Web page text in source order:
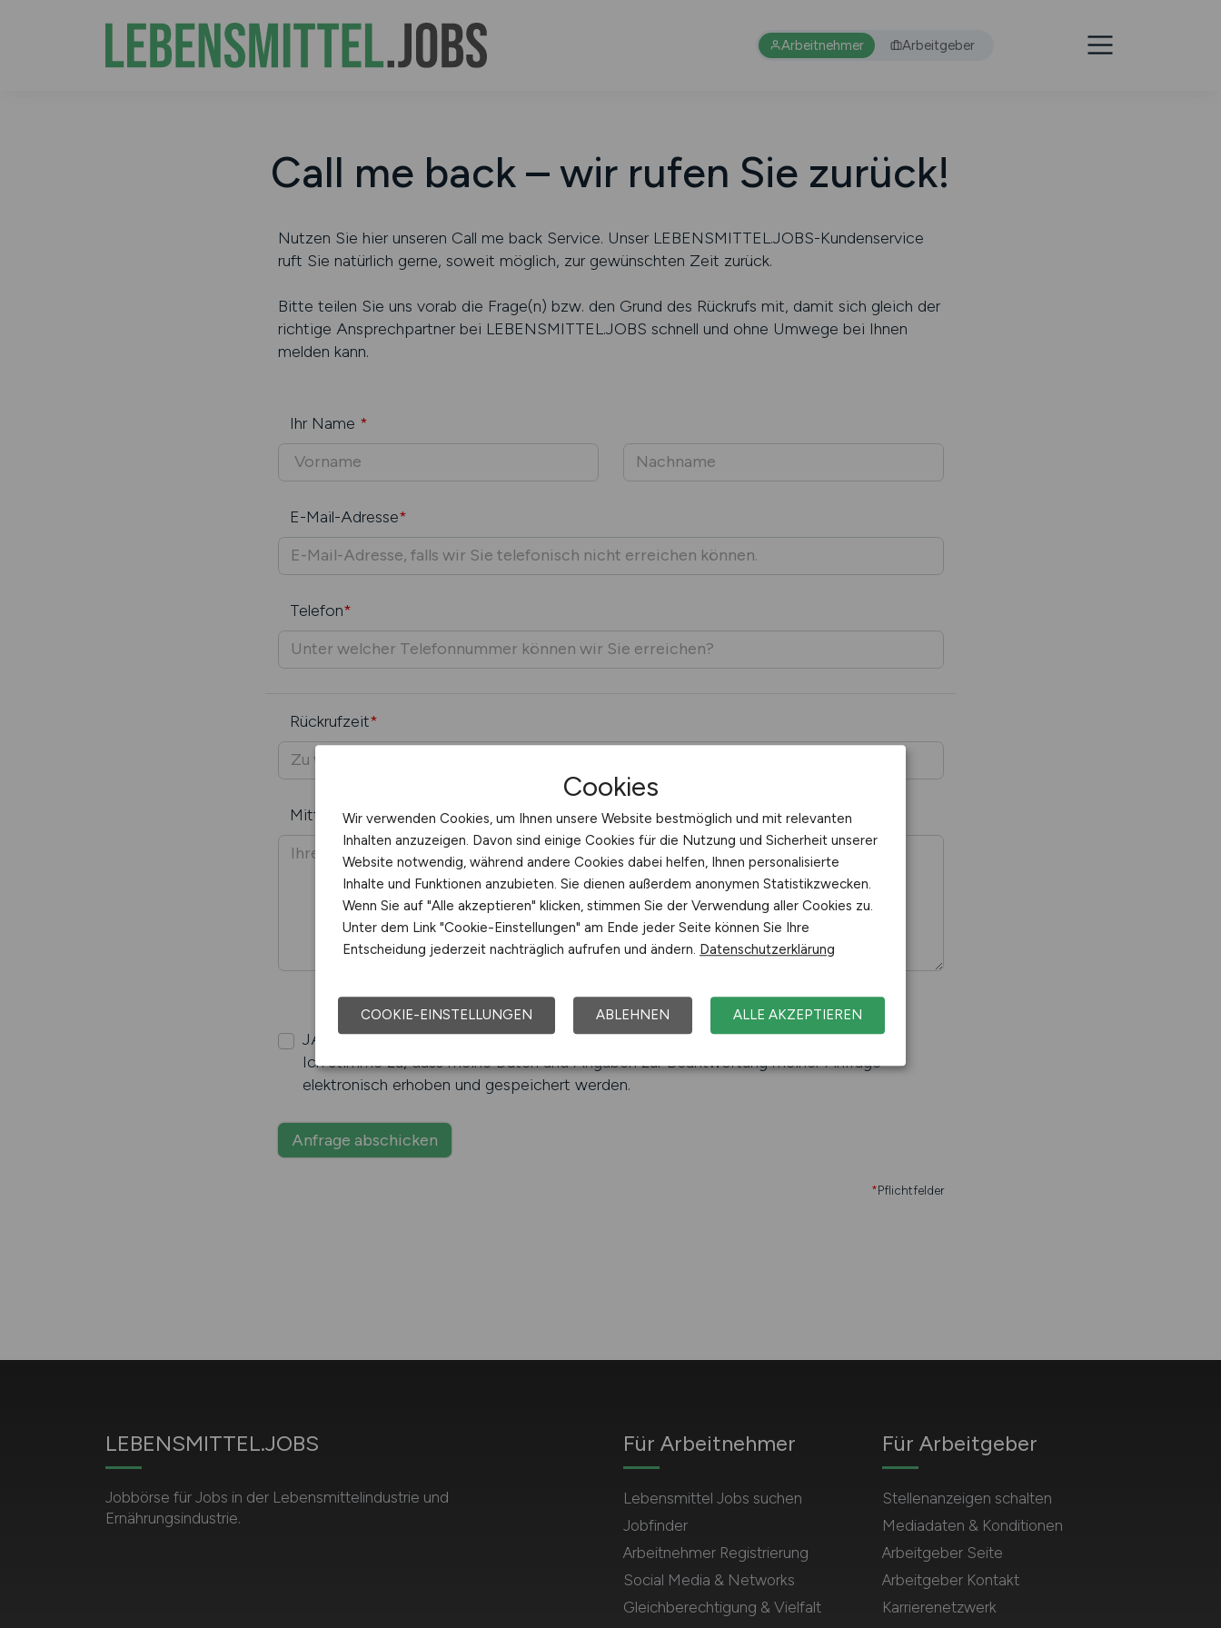
Arbeitnehmer Arbeitgeber
Call me back – wir rufen Sie zurück!
Nutzen Sie hier unseren Call me back Service. Unser LEBENSMITTEL.JOBS-Kundenservice
ruft Sie natürlich gerne, soweit möglich, zur gewünschten Zeit zurück.
Bitte teilen Sie uns vorab die Frage(n) bzw. den Grund des Rückrufs mit, damit sich gleich der
richtige Ansprechpartner bei LEBENSMITTEL.JOBS schnell und ohne Umwege bei Ihnen
melden kann.
Ihr Name *
E-Mail-Adresse*
Telefon*
Rückrufzeit*
Mitteilung*
JA , ich habe dieDatenschutzerklärungzur Kenntnis genommen.
Ich stimme zu, dass meine Daten und Angaben zur Beantwortung meiner Anfrage
elektronisch erhoben und gespeichert werden.
Anfrage abschicken
*Pflichtfelder
LEBENSMITTEL.JOBS
Jobbörse für Jobs in der Lebensmittelindustrie und
Ernährungsindustrie.
Für Arbeitnehmer
Lebensmittel Jobs suchen
Jobfinder
Arbeitnehmer Registrierung
Social Media & Networks
Gleichberechtigung & Vielfalt
Für Arbeitgeber
Stellenanzeigen schalten
Mediadaten & Konditionen
Arbeitgeber Seite
Arbeitgeber Kontakt
Karrierenetzwerk
Cookies
Wir verwenden Cookies, um Ihnen unsere Website bestmöglich und mit relevanten
Inhalten anzuzeigen. Davon sind einige Cookies für die Nutzung und Sicherheit unserer
Website notwendig, während andere Cookies dabei helfen, Ihnen personalisierte
Inhalte und Funktionen anzubieten. Sie dienen außerdem anonymen Statistikzwecken.
Wenn Sie auf "Alle akzeptieren" klicken, stimmen Sie der Verwendung aller Cookies zu.
Unter dem Link "Cookie-Einstellungen" am Ende jeder Seite können Sie Ihre
Entscheidung jederzeit nachträglich aufrufen und ändern. Datenschutzerklärung
COOKIE-EINSTELLUNGEN ABLEHNEN ALLE AKZEPTIEREN